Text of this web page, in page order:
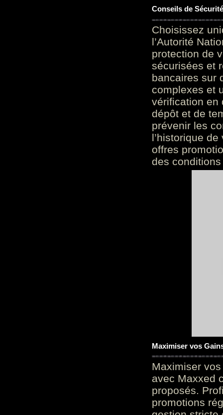
Conseils de
Choisissez
l’Autorité
protection de
sécurisées et
bancaires sur
complexes et
vérification en
dépôt et de
prévenir les
l’historique
offres
des
Maximiser vos
Maximiser
avec Maxxed
proposés.
promotions